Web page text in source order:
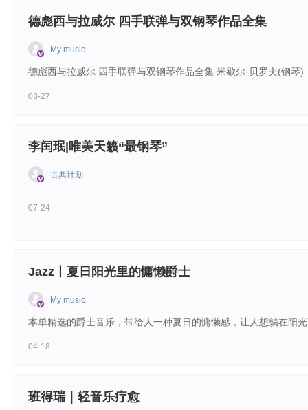
德彪西与拉威尔 四手联弹与双钢琴作品全集
My music
德彪西与拉威尔 四手联弹与双钢琴作品全集 米歇尔·贝罗夫(钢
08-27
李闰珉|唯美天籁“最钢琴”
古典计划
07-24
Jazz丨夏日阳光里的慵懒爵士
My music
本单精选的爵士音乐，带给人一种夏日的慵懒感，让人想躺在阳
04-18
班得瑞｜轻音乐疗愈